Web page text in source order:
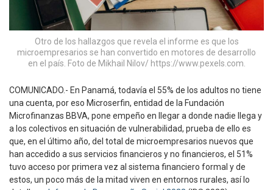
Otro de los hallazgos que revela el informe es que los
microempresarios se han convertido en motores de desarrollo
en el país. Foto de Mikhail Nilov/ https://www.pexels.com.
COMUNICADO.- En Panamá, todavía el 55% de los adultos no tiene
una cuenta, por eso Microserfin, entidad de la Fundación
Microfinanzas BBVA, pone empeño en llegar a donde nadie llega y
a los colectivos en situación de vulnerabilidad, prueba de ello es
que, en el último año, del total de microempresarios nuevos que
han accedido a sus servicios financieros y no financieros, el 51%
tuvo acceso por primera vez al sistema financiero formal y de
estos, un poco más de la mitad viven en entornos rurales, así lo